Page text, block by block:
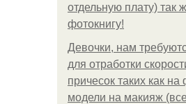
отдельную плату) так
фотокнигу!
Девочки, нам
для отработки
причесок таких как на
модели на макияж